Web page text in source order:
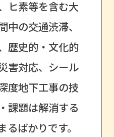
ヒ素等を含む大
中の交通渋滞、
歴史的・文化的
害対応、シール
度地下工事の技
課題は解消する
るばかりです。